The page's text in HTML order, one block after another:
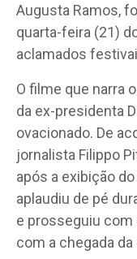
Augusta Ramos,
quarta-feira (21)
aclamados
O filme que narra
da ex-presidenta
ovacionado. De
jornalista Filippo
após a exibição
aplaudiu de pé
e prosseguiu
com a chegada